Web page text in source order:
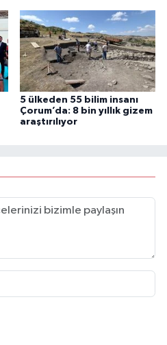
5 ülkeden 55 bilim insanı
Çorum’da: 8 bin yıllık gizem
araştırılıyor